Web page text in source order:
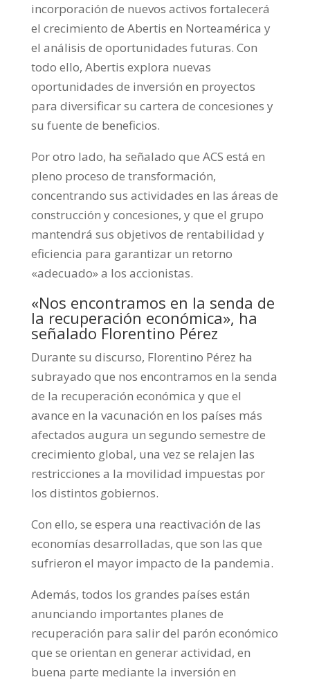
incorporación de nuevos activos fortalecerá
el crecimiento de Abertis en Norteamérica y
el análisis de oportunidades futuras. Con
todo ello, Abertis explora nuevas
oportunidades de inversión en proyectos
para diversificar su cartera de concesiones y
su fuente de beneficios.
Por otro lado, ha señalado que ACS está en
pleno proceso de transformación,
concentrando sus actividades en las áreas de
construcción y concesiones, y que el grupo
mantendrá sus objetivos de rentabilidad y
eficiencia para garantizar un retorno
«adecuado» a los accionistas.
«Nos encontramos en la senda de
la recuperación económica», ha
señalado Florentino Pérez
Durante su discurso, Florentino Pérez ha
subrayado que nos encontramos en la senda
de la recuperación económica y que el
avance en la vacunación en los países más
afectados augura un segundo semestre de
crecimiento global, una vez se relajen las
restricciones a la movilidad impuestas por
los distintos gobiernos.
Con ello, se espera una reactivación de las
economías desarrolladas, que son las que
sufrieron el mayor impacto de la pandemia.
Además, todos los grandes países están
anunciando importantes planes de
recuperación para salir del parón económico
que se orientan en generar actividad, en
buena parte mediante la inversión en